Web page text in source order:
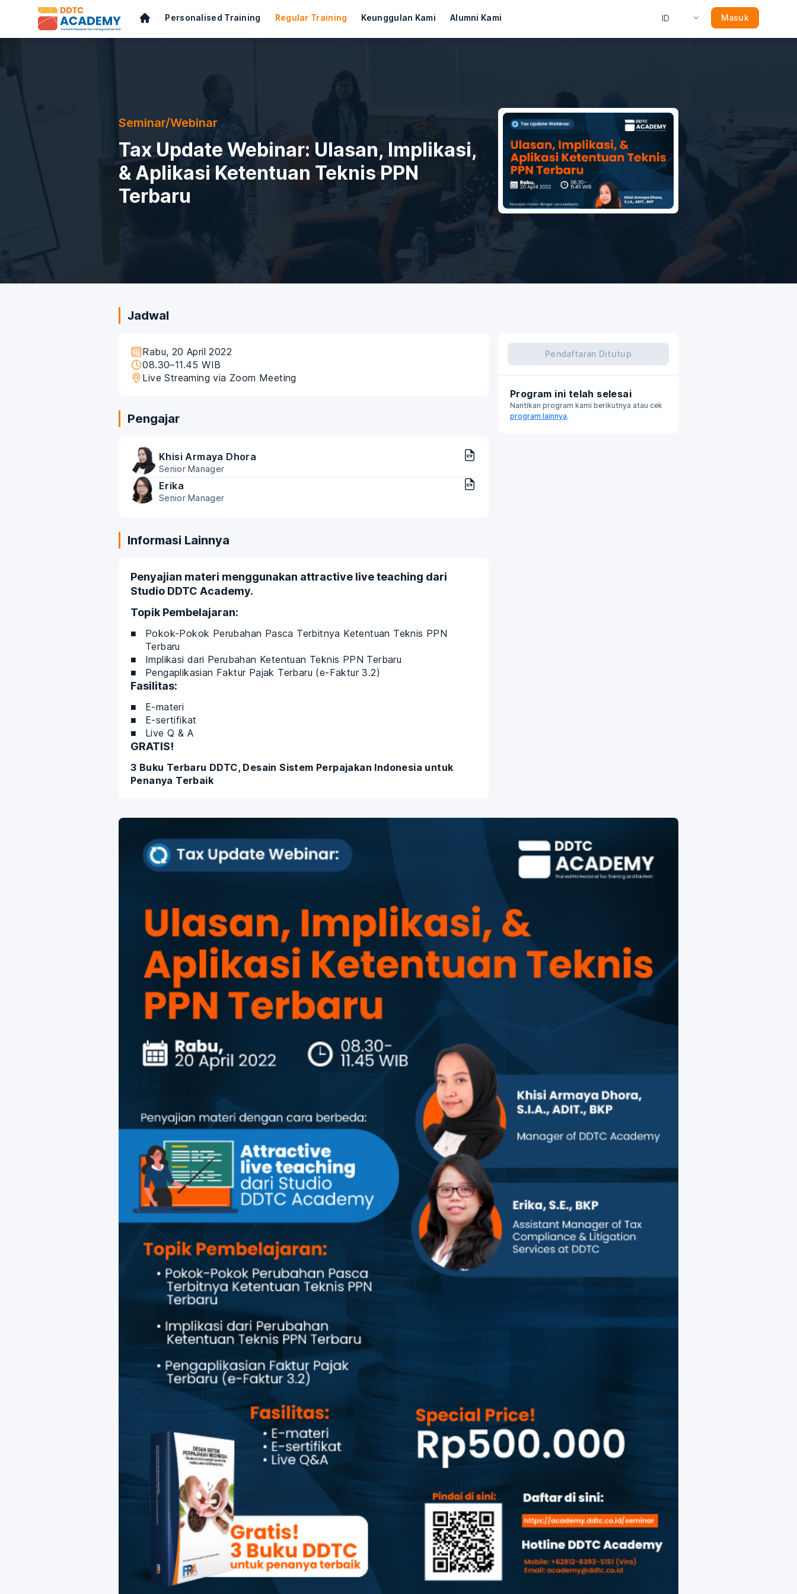
Personalised Training Regular Training Keunggulan Kami Alumni Kami Masuk
Seminar/Webinar
Tax Update Webinar: Ulasan, Implikasi,
& Aplikasi Ketentuan Teknis PPN
Terbaru
Jadwal
Rabu, 20 April 2022
08.30–11.45 WIB
Live Streaming via Zoom Meeting
Pengajar
Khisi Armaya Dhora
Senior Manager
Erika
Senior Manager
Informasi Lainnya
Penyajian materi menggunakan attractive live teaching dari
Studio DDTC Academy.
Topik Pembelajaran:
Pokok-Pokok Perubahan Pasca Terbitnya Ketentuan Teknis PPN
Terbaru
Implikasi dari Perubahan Ketentuan Teknis PPN Terbaru
Pengaplikasian Faktur Pajak Terbaru (e-Faktur 3.2)
Fasilitas:
E-materi
E-sertifikat
Live Q & A
GRATIS!
3 Buku Terbaru DDTC, Desain Sistem Perpajakan Indonesia untuk
Penanya Terbaik
Pendaftaran Ditutup
Program ini telah selesai
Nantikan program kami berikutnya atau cek
program lainnya.